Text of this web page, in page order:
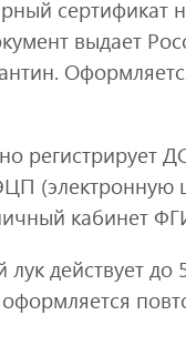
сертификат
выдает
регистрирует
(электронную
кабинет
действует